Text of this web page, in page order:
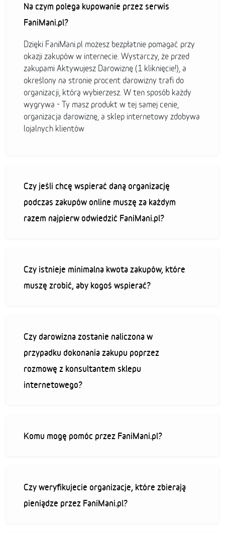
Na czym polega kupowanie przez serwis
FaniMani.pl?
Dzięki FaniMani.pl możesz bezpłatnie pomagać przy
okazji zakupów w internecie. Wystarczy, że przed
zakupami Aktywujesz Darowiznę (1 kliknięcie!), a
określony na stronie procent darowizny trafi do
organizacji, którą wybierzesz. W ten sposób każdy
wygrywa - Ty masz produkt w tej samej cenie,
organizacja darowiznę, a sklep internetowy zdobywa
lojalnych klientów
Czy jeśli chcę wspierać daną organizację
podczas zakupów online muszę za każdym
razem najpierw odwiedzić FaniMani.pl?
Czy istnieje minimalna kwota zakupów, które
muszę zrobić, aby kogoś wspierać?
Czy darowizna zostanie naliczona w
przypadku dokonania zakupu poprzez
rozmowę z konsultantem sklepu
internetowego?
Komu mogę pomóc przez FaniMani.pl?
Czy weryfikujecie organizacje, które zbierają
pieniądze przez FaniMani.pl?